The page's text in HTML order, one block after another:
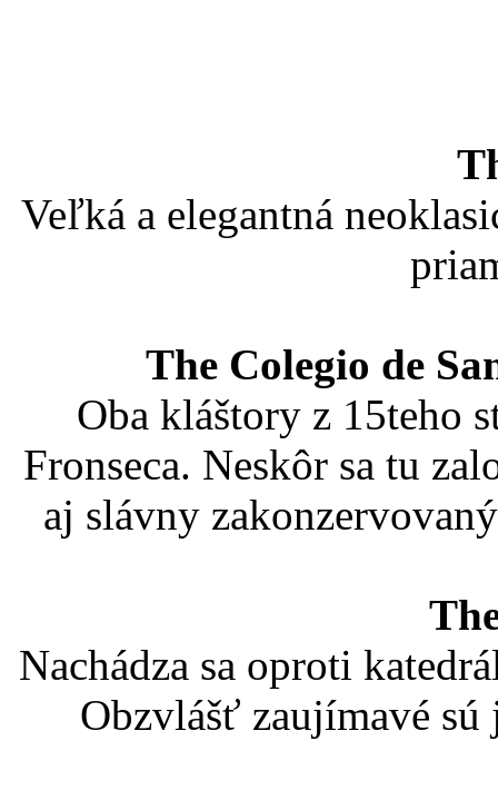
Veľká a elegantná
The Colegio de
Oba kláštory z 15teho
Fronseca. Neskôr sa tu
aj slávny
Nachádza sa oproti
Obzvlášť zaujímavé sú